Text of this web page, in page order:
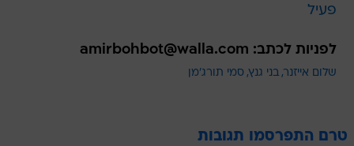
פעיל
לפניות לכתב: amirbohbot@walla.com
שלום אייזנר בני גנץ סמי תורג'מן
טרם התפרסמו תגובות